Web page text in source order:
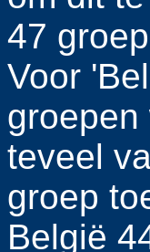
47
Voor
teveel
groep
België